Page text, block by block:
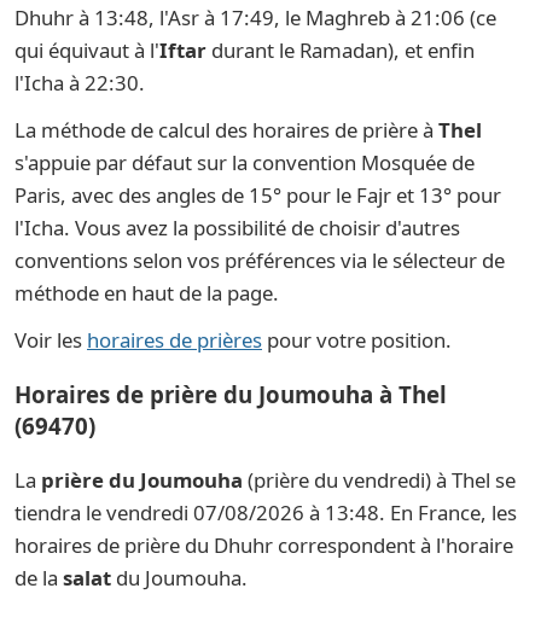
Dhuhr à 13:48, l'Asr à 17:49, le Maghreb à 21:06 (ce
qui équivaut à l'Iftar durant le Ramadan), et enfin
l'Icha à 22:30.
La méthode de calcul des horaires de prière à Thel
s'appuie par défaut sur la convention Mosquée de
Paris, avec des angles de 15° pour le Fajr et 13° pour
l'Icha. Vous avez la possibilité de choisir d'autres
conventions selon vos préférences via le sélecteur de
méthode en haut de la page.
Voir les horaires de prières pour votre position.
Horaires de prière du Joumouha à Thel
(69470)
La prière du Joumouha (prière du vendredi) à Thel se
tiendra le vendredi 07/08/2026 à 13:48. En France, les
horaires de prière du Dhuhr correspondent à l'horaire
de la salat du Joumouha.